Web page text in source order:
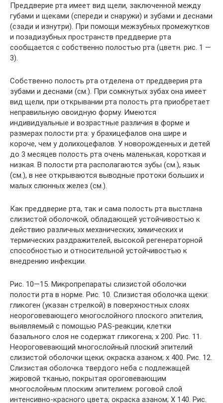
Преддверие рта имеет вид щели, заключенной между
губами и щеками (спереди и снаружи) и зубами и деснами
(сзади и изнутри). При помощи межзубных промежутков
и позадизубных пространств преддверие рта
сообщается с собственно полостью рта (цветн. рис. 1 —
3).
Собственно полость рта отделена от преддверия рта
зубами и деснами (см.). При сомкнутых зубах она имеет
вид щели, при открывании рта полость рта приобретает
неправильную овоидную форму. Имеются
индивидуальные и возрастные различия в форме и
размерах полости рта: у брахицефалов она шире и
короче, чем у долихоцефалов. У новорожденных и детей
до 3 месяцев полость рта очень маленькая, короткая и
низкая. В полости рта располагаются зубы (см.), язык
(см.), в нее открываются выводные протоки больших и
малых слюнных желез (см.).
Как преддверие рта, так и сама полость рта выстлана
слизистой оболочкой, обладающей устойчивостью к
действию различных механических, химических и
термических раздражителей, высокой регенераторной
способностью и относительной устойчивостью к
внедрению инфекции.
Рис. 10—15. Микропрепараты слизистой оболочки
полости рта в норме. Рис. 10. Слизистая оболочка щеки:
гликоген (указан стрелкой) в поверхностных слоях
неороговевающего многослойного плоского эпителия,
выявляемый с помощью РAS-реакции, клетки
базального слоя не содержат гликогена; х 200. Рис. 11.
Неороговевающий многослойный плоский эпителий
слизистой оболочки щеки; окраска азаном; х 400. Рис. 12.
Слизистая оболочка твердого неба с подлежащей
жировой тканью, покрытая ороговевающим
многослойным плоским эпителием: роговой слой
интенсивно-красного цвета; окраска азаном; X 140. Рис.